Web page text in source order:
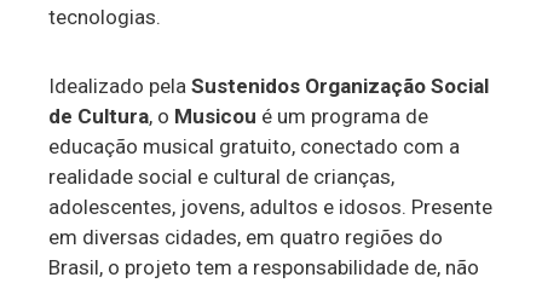
tecnologias.
Idealizado pelaSustenidos Organização Social
de Cultura, o Musicou é um programa de
educação musical gratuito, conectado com a
realidade social e cultural de crianças,
adolescentes, jovens, adultos e idosos. Presente
em diversas cidades, em quatro regiões do
Brasil, o projeto tem a responsabilidade de, não